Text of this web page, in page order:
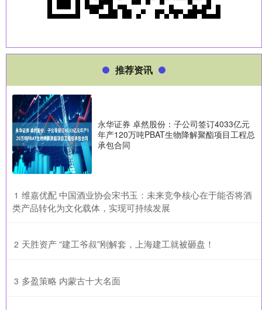
推荐资讯
永华证券 卓然股份：子公司签订4033亿元
年产120万吨PBAT生物降解聚酯项目工程总
承包合同
1 ​维嘉优配 中国酒业协会宋书玉：未来竞争核心在于能否将酒
类产品转化为文化载体，实现可持续发展
2 ​天胜资产 “建工爷叔”刚解套，上海建工就被砸盘！
3 ​多盈策略 内蒙古十大名面